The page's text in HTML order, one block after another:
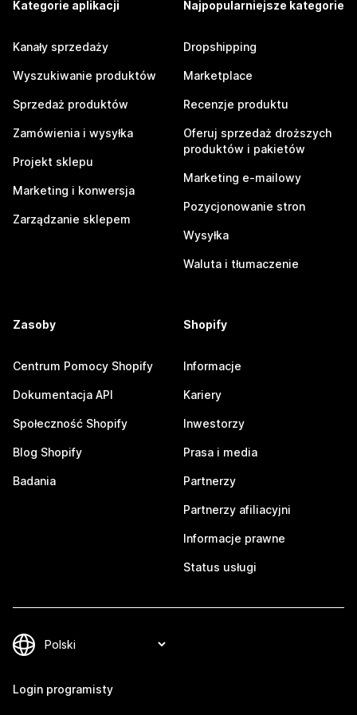
Kategorie aplikacji
Kanały sprzedaży
Wyszukiwanie produktów
Sprzedaż produktów
Zamówienia i wysyłka
Projekt sklepu
Marketing i konwersja
Zarządzanie sklepem
Najpopularniejsze kategorie
Dropshipping
Marketplace
Recenzje produktu
Oferuj sprzedaż droższych
produktów i pakietów
Marketing e-mailowy
Pozycjonowanie stron
Wysyłka
Waluta i tłumaczenie
Zasoby
Centrum Pomocy Shopify
Dokumentacja API
Społeczność Shopify
Blog Shopify
Badania
Shopify
Informacje
Kariery
Inwestorzy
Prasa i media
Partnerzy
Partnerzy afiliacyjni
Informacje prawne
Status usługi
Login programisty